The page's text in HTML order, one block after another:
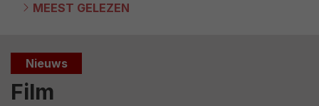
MEEST GELEZEN
Nieuws
Film